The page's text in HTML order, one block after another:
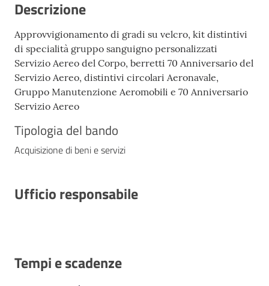
Descrizione
Approvvigionamento di gradi su velcro, kit distintivi
di specialità gruppo sanguigno personalizzati
Servizio Aereo del Corpo, berretti 70 Anniversario del
Servizio Aereo, distintivi circolari Aeronavale,
Gruppo Manutenzione Aeromobili e 70 Anniversario
Servizio Aereo
Tipologia del bando
Acquisizione di beni e servizi
Ufficio responsabile
Tempi e scadenze